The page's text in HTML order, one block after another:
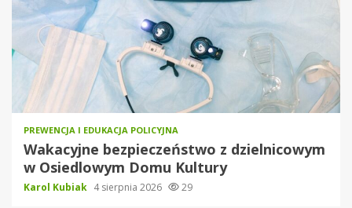
PREWENCJA I EDUKACJA POLICYJNA
Wakacyjne bezpieczeństwo z dzielnicowym
w Osiedlowym Domu Kultury
Karol Kubiak 4 sierpnia 2026 29